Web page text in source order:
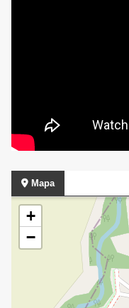
Mapa
+
−